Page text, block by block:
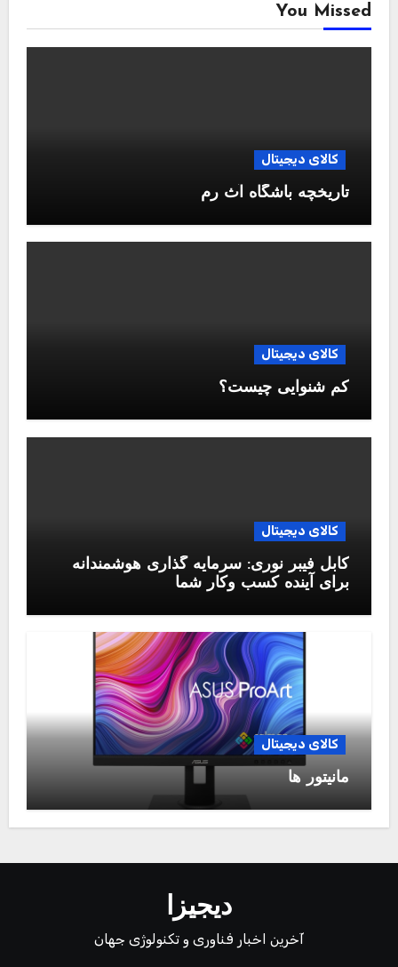
You Missed
کالای دیجیتال
تاریخچه باشگاه آث رم
کالای دیجیتال
کم شنوایی چیست؟
کالای دیجیتال
کابل فیبر نوری: سرمایه گذاری هوشمندانه
برای آینده کسب وکار شما
کالای دیجیتال
مانیتور ها
دیجیزا
آخرین اخبار فناوری و تکنولوژی جهان